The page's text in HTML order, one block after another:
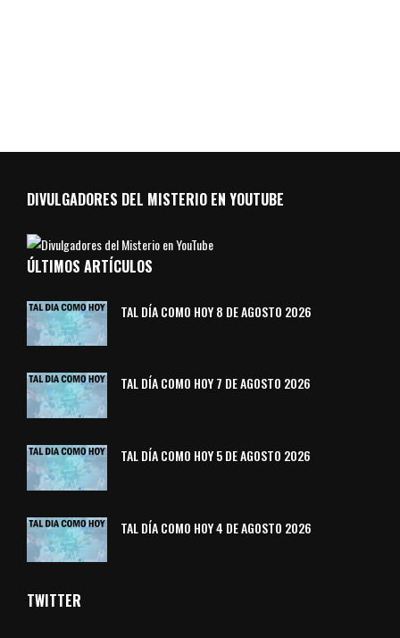
DIVULGADORES DEL MISTERIO EN YOUTUBE
ÚLTIMOS ARTÍCULOS
TAL DÍA COMO HOY 8 DE AGOSTO 2026
TAL DÍA COMO HOY 7 DE AGOSTO 2026
TAL DÍA COMO HOY 5 DE AGOSTO 2026
TAL DÍA COMO HOY 4 DE AGOSTO 2026
TWITTER